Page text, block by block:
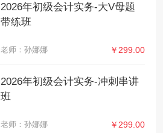
2026年初级会计实务-大V母题
带练班
老师：孙娜娜 ￥299.00
2026年初级会计实务-冲刺串讲
班
老师：孙娜娜 ￥299.00